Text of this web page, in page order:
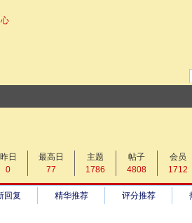
搜 索
热搜：
昨日
0
最高日
77
主题
1786
帖子
4808
会员
1712
回复 精华推荐 评分推荐